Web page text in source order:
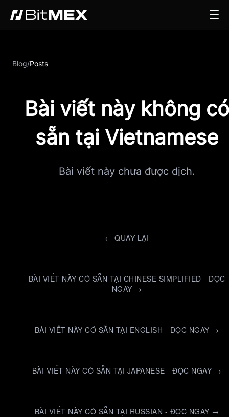
Blog/Posts
Bài viết này không có
sẵn tại Vietnamese
Bài viết này chưa được dịch.
← QUAY LẠI
BÀI VIẾT NÀY CÓ SẴN TẠI CHINESE SIMPLIFIED - ĐỌC
NGAY →
BÀI VIẾT NÀY CÓ SẴN TẠI ENGLISH - ĐỌC NGAY →
BÀI VIẾT NÀY CÓ SẴN TẠI JAPANESE - ĐỌC NGAY →
BÀI VIẾT NÀY CÓ SẴN TẠI RUSSIAN - ĐỌC NGAY →